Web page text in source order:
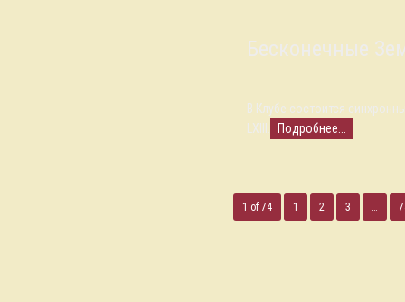
Бесконечные
В Клубе состоится
LXIII.
Подробнее...
1 of 74 1 2 3 …